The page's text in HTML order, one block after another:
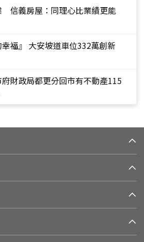
信義房屋：同理心比業績更能
福』 大安坡道車位332萬創新
財政局都更分回市有不動產115